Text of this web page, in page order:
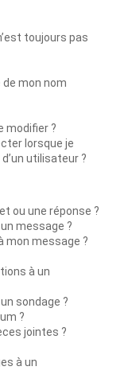
toujours pas
mon nom
modifier ?
lorsque je
utilisateur ?
ou une réponse ?
message ?
mon message ?
à un
sondage ?
?
jointes ?
à un